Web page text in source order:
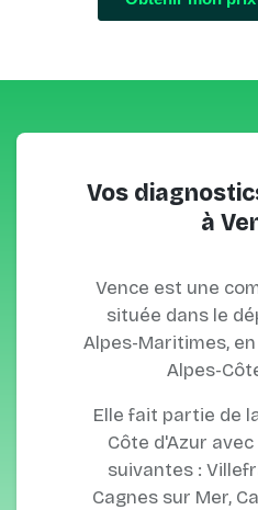
Vos
à
Vence est une
située dans le
Alpes-Maritimes,
Alpes-
Elle fait partie de
Côte d'Azur
suivantes :
Cagnes sur Mer,